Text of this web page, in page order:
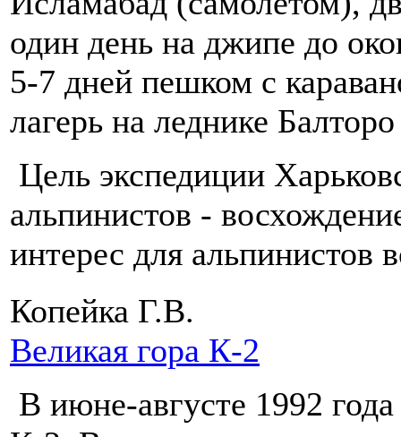
один день на джипе до
5-7 дней пешком с
лагерь на леднике
Цель экспедиции
альпинистов -
интерес для альпинистов
Копейка Г.В.
Великая гора К-2
В июне-августе 1992